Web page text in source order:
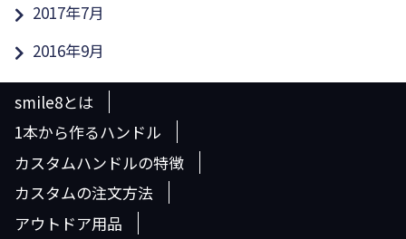
2017年7月
2016年9月
smile8とは
1本から作るハンドル
カスタムハンドルの特徴
カスタムの注文方法
アウトドア用品